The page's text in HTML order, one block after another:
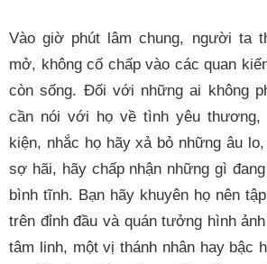
Vào giờ phút lâm chung, người ta
mở, không cố chấp vào các quan
còn sống. Đối với những ai không
cần nói với họ về tình yêu
kiện, nhắc họ hãy xả bỏ những âu
sợ hãi, hãy chấp nhận những gì
bình tĩnh. Bạn hãy khuyên họ nên
trên đỉnh đầu và quán tưởng hình
tâm linh, một vị thánh nhân hay bậc